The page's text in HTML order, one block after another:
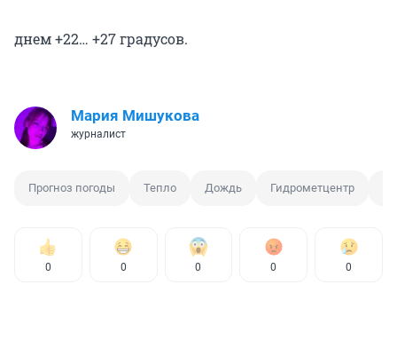
днем +22… +27 градусов.
Мария Мишукова
журналист
Прогноз погоды Тепло Дождь Гидрометцентр
0 0 0 0 0